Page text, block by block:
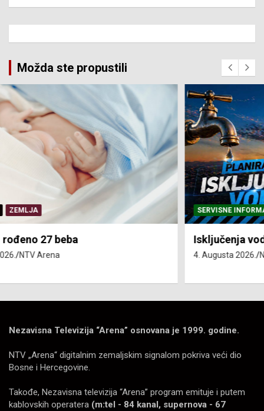
Možda ste propustili
SERVISNE INFORMACIJE
Isključenja vode – utorak 4. avgust
4. Augusta 2026.
Nezavisna Televizija “Arena” osnovana je 1999. godine.
NTV „Arena“ digitalnim zemaljskim signalom pokriva veći dio
Bosne i Hercegovine.
Takođe, Nezavisna televizija “Arena” program emituje i putem
kablovskih operatera (m:tel - 84 kanal, supernova - 67